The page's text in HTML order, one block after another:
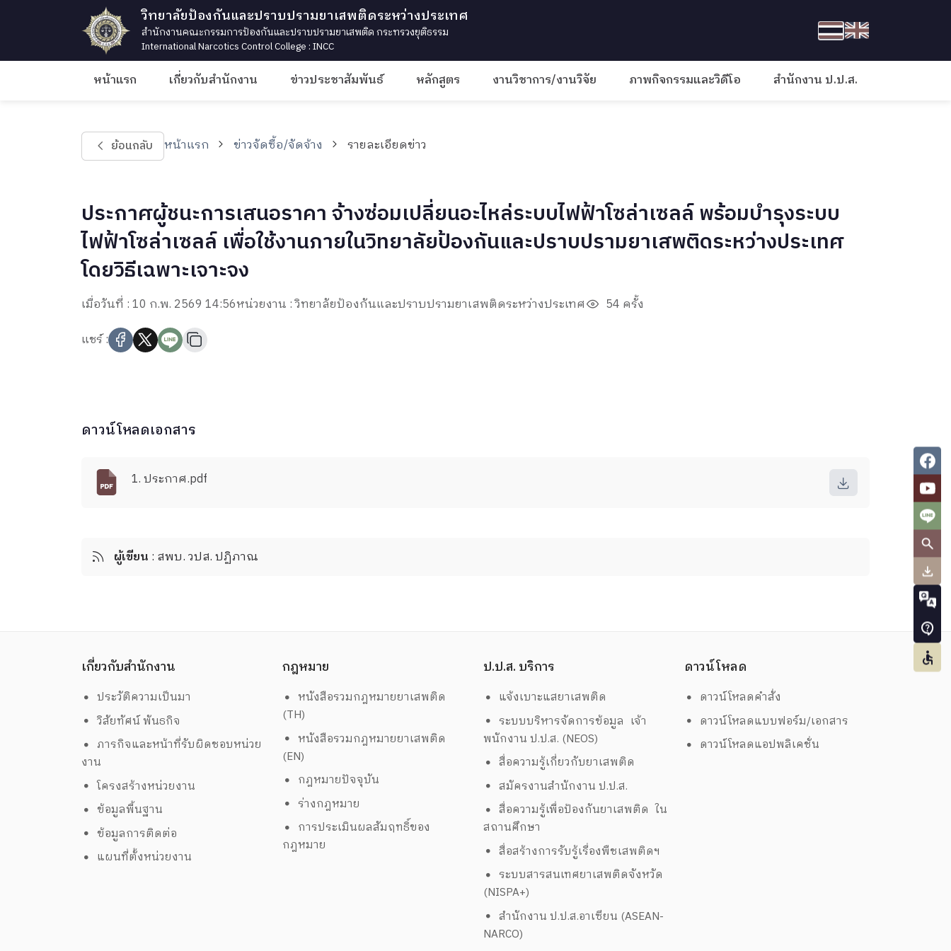
วิทยาลัยป้องกันและปราบปรามยาเสพติดระหว่างประเทศ
สำนักงานคณะกรรมการป้องกันและปราบปรามยาเสพติด กระทรวงยุติธรรม
International Narcotics Control College : INCC
หน้าแรก เกี่ยวกับสำนักงาน ข่าวประชาสัมพันธ์ หลักสูตร งานวิชาการ/งานวิจัย ภาพกิจกรรมและวิดีโอ สำนักงาน ป.ป.ส.
ย้อนกลับ หน้าแรก ข่าวจัดซื้อ/จัดจ้าง รายละเอียดข่าว
ประกาศผู้ชนะการเสนอราคา จ้างซ่อมเปลี่ยนอะไหล่ระบบไฟฟ้าโซล่าเซลล์ พร้อมบำรุงระบบ
ไฟฟ้าโซล่าเซลล์ เพื่อใช้งานภายในวิทยาลัยป้องกันและปราบปรามยาเสพติดระหว่างประเทศ
โดยวิธีเฉพาะเจาะจง
เมื่อวันที่ : 10 ก.พ. 2569 14:56หน่วยงาน : วิทยาลัยป้องกันและปราบปรามยาเสพติดระหว่างประเทศ
54 ครั้ง
แชร์ :
ดาวน์โหลดเอกสาร
1. ประกาศ.pdf
ผู้เขียน : สพบ. วปส. ปฏิภาณ
เกี่ยวกับสำนักงาน
ประวัติความเป็นมา
วิสัยทัศน์ พันธกิจ
ภารกิจและหน้าที่รับผิดชอบหน่วย
งาน
โครงสร้างหน่วยงาน
ข้อมูลพื้นฐาน
ข้อมูลการติดต่อ
แผนที่ตั้งหน่วยงาน
กฎหมาย
หนังสือรวมกฎหมายยาเสพติด
(TH)
หนังสือรวมกฎหมายยาเสพติด
(EN)
กฎหมายปัจจุบัน
ร่างกฎหมาย
การประเมินผลสัมฤทธิ์ของ
กฎหมาย
ป.ป.ส. บริการ
แจ้งเบาะแสยาเสพติด
ระบบบริหารจัดการข้อมูล เจ้า
พนักงาน ป.ป.ส. (NEOS)
สื่อความรู้เกี่ยวกับยาเสพติด
สมัครงานสำนักงาน ป.ป.ส.
สื่อความรู้เพื่อป้องกันยาเสพติด ใน
สถานศึกษา
สื่อสร้างการรับรู้เรื่องพืชเสพติดฯ
ระบบสารสนเทศยาเสพติดจังหวัด
(NISPA+)
สำนักงาน ป.ป.ส.อาเซียน (ASEAN-
NARCO)
ดาวน์โหลด
ดาวน์โหลดคำสั่ง
ดาวน์โหลดแบบฟอร์ม/เอกสาร
ดาวน์โหลดแอปพลิเคชั่น